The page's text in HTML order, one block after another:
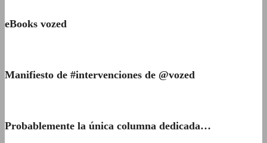
eBooks vozed
Manifiesto de #intervenciones de @vozed
Probablemente la única columna dedicada…